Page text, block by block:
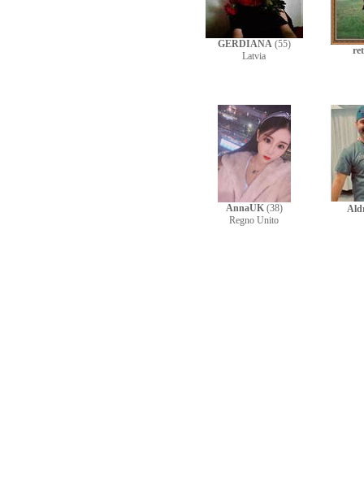
GERDIANA (55)
Latvia
AnnaUK (38)
Regno Unito